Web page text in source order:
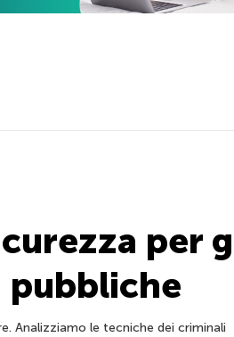
per
pubbliche
Analizziamo le tecniche dei criminali